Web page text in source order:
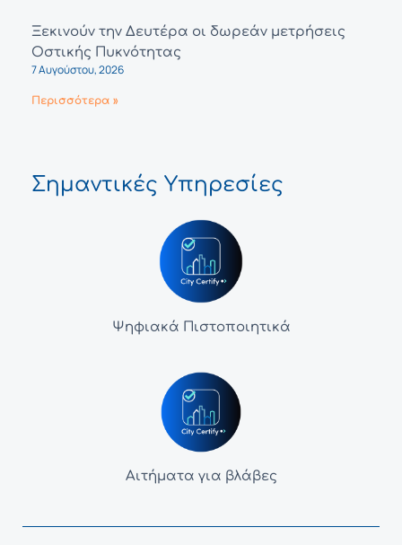
Ξεκινούν την Δευτέρα οι δωρεάν μετρήσεις
Οστικής Πυκνότητας
7 Αυγούστου, 2026
Περισσότερα »
Σημαντικές Υπηρεσίες
Ψηφιακά Πιστοποιητικά
Αιτήματα για βλάβες